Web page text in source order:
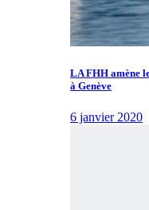
LA FHH amène
à Genève
6 janvier 2020